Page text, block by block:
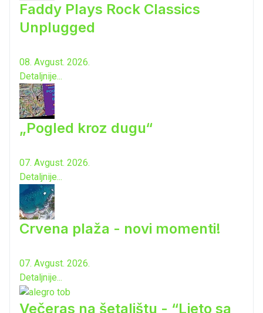
Faddy Plays Rock Classics
Unplugged
08. Avgust. 2026.
Detaljnije...
„Pogled kroz dugu“
07. Avgust. 2026.
Detaljnije...
Crvena plaža - novi momenti!
07. Avgust. 2026.
Detaljnije...
Večeras na šetalištu - “Ljeto sa